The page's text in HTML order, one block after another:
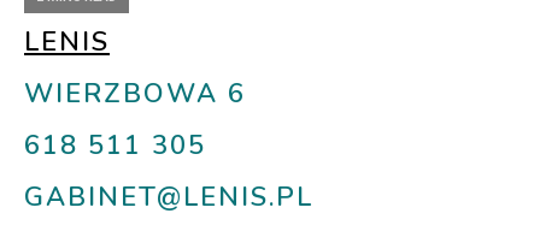
LENIS
WIERZBOWA 6
618 511 305
GABINET@LENIS.PL